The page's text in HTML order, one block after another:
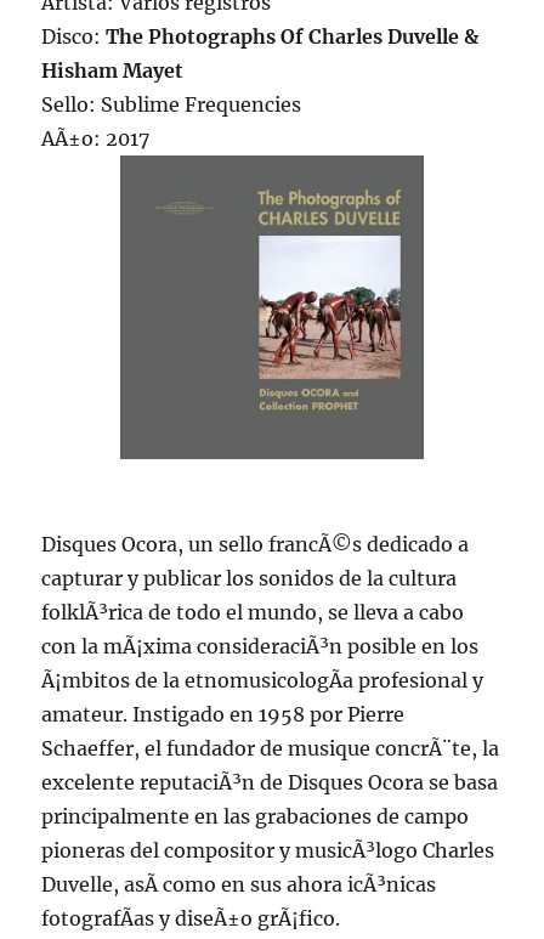
Disco:The Photographs Of Charles Duvelle &
Hisham Mayet
Sello: Sublime Frequencies
AÃ±o: 2017
Disques Ocora, un sello francÃ©s dedicado a
capturar y publicar los sonidos de la cultura
folklÃ³rica de todo el mundo, se lleva a cabo
con la mÃ¡xima consideraciÃ³n posible en los
Ã¡mbitos de la etnomusicologÃ­a profesional y
amateur. Instigado en 1958 por Pierre
Schaeffer, el fundador de musique concrÃ¨te, la
excelente reputaciÃ³n de Disques Ocora se basa
principalmente en las grabaciones de campo
pioneras del compositor y musicÃ³logo Charles
Duvelle, asÃ­ como en sus ahora icÃ³nicas
fotografÃ­as y diseÃ±o grÃ¡fico.